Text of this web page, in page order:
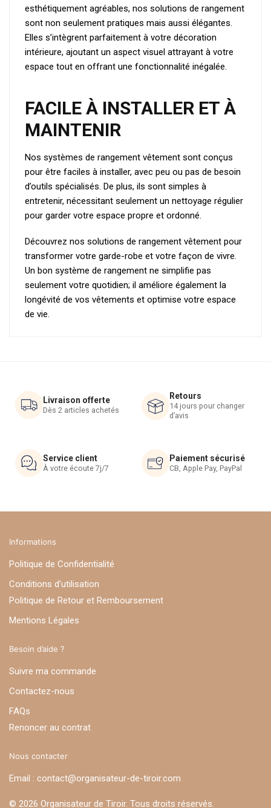
esthétiquement agréables, nos solutions de rangement
sont non seulement pratiques mais aussi élégantes.
Elles s’intègrent parfaitement à votre décoration
intérieure, ajoutant un aspect visuel attrayant à votre
espace tout en offrant une fonctionnalité inégalée.
FACILE À INSTALLER ET À
MAINTENIR
Nos systèmes de rangement vêtement sont conçus
pour être faciles à installer, avec peu ou pas de besoin
d’outils spécialisés. De plus, ils sont simples à
entretenir, nécessitant seulement un nettoyage régulier
pour garder votre espace propre et ordonné.
Découvrez nos solutions de rangement vêtement pour
transformer votre garde-robe et votre façon de vivre.
Un bon système de rangement ne simplifie pas
seulement votre quotidien; il améliore également la
longévité de vos vêtements et optimise votre espace
de vie.
Livraison offerte
Dès 2 articles achetés
Retours
14 jours pour changer
d’avis
Service client
À votre écoute 7j/7
Paiement sécurisé
CB, Apple Pay, PayPal
Informations
Politique de Confidentialité
Conditions d’utilisation
Politique de Retour et Remboursement
Mentions Légales
Besoin d’aide ?
Suivre ma commande
Contactez-nous
FAQs
Renoncer au contrat
Nous contacter
Email : contact@organisateur-de-tiroir.com
© 2026 Organisateur de Tiroir. Tous droits réservés.